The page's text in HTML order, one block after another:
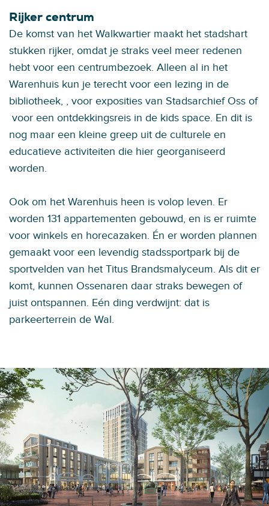
Rijker centrum
De komst van het Walkwartier maakt het stadshart
stukken rijker, omdat je straks veel meer redenen
hebt voor een centrumbezoek. Alleen al in het
Warenhuis kun je terecht voor een lezing in de
bibliotheek, , voor exposities van Stadsarchief Oss of
voor een ontdekkingsreis in de kids space. En dit is
nog maar een kleine greep uit de culturele en
educatieve activiteiten die hier georganiseerd
worden.
Ook om het Warenhuis heen is volop leven. Er
worden 131 appartementen gebouwd, en is er ruimte
voor winkels en horecazaken. Én er worden plannen
gemaakt voor een levendig stadssportpark bij de
sportvelden van het Titus Brandsmalyceum. Als dit er
komt, kunnen Ossenaren daar straks bewegen of
juist ontspannen. Eén ding verdwijnt: dat is
parkeerterrein de Wal.